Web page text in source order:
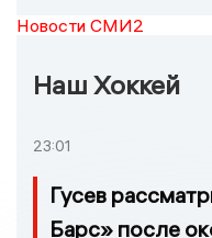
Новости СМИ2
Наш Хоккей
23:01
Гусев
Барс» после